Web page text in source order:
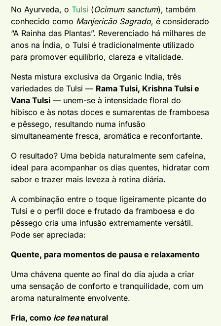
No Ayurveda, oTulsi (Ocimum sanctum), também
conhecido como Manjericão Sagrado, é considerado
“A Rainha das Plantas”. Reverenciado há milhares de
anos na Índia, o Tulsi é tradicionalmente utilizado
para promover equilíbrio, clareza e vitalidade.
Nesta mistura exclusiva da Organic India, três
variedades de Tulsi — Rama Tulsi, Krishna Tulsi e
Vana Tulsi — unem-se à intensidade floral do
hibisco e às notas doces e sumarentas de framboesa
e pêssego, resultando numa infusão
simultaneamente fresca, aromática e reconfortante.
O resultado? Uma bebida naturalmente sem cafeína,
ideal para acompanhar os dias quentes, hidratar com
sabor e trazer mais leveza à rotina diária.
A combinação entre o toque ligeiramente picante do
Tulsi e o perfil doce e frutado da framboesa e do
pêssego cria uma infusão extremamente versátil.
Pode ser apreciada:
Quente, para momentos de pausa e relaxamento
Uma chávena quente ao final do dia ajuda a criar
uma sensação de conforto e tranquilidade, com um
aroma naturalmente envolvente.
Fria, como ice teanatural